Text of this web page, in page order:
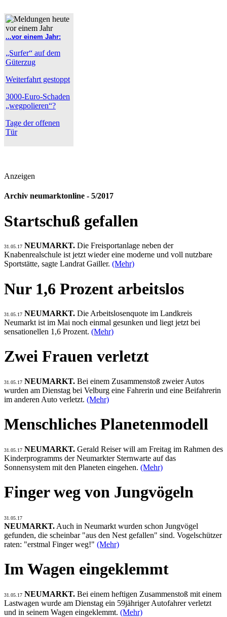
...vor einem Jahr:
„Surfer“ auf dem
Güterzug
Weiterfahrt gestoppt
3000-Euro-Schaden
„wegpolieren“?
Tage der offenen
Tür
Anzeigen
Archiv neumarktonline - 5/2017
Startschuß gefallen
31.05.17 NEUMARKT. Die Freisportanlage neben der
Knabenrealschule ist jetzt wieder eine moderne und voll nutzbare
Sportstätte, sagte Landrat Gailler. (Mehr)
Nur 1,6 Prozent arbeitslos
31.05.17 NEUMARKT. Die Arbeitslosenquote im Landkreis
Neumarkt ist im Mai noch einmal gesunken und liegt jetzt bei
sensationellen 1,6 Prozent. (Mehr)
Zwei Frauen verletzt
31.05.17 NEUMARKT. Bei einem Zusammenstoß zweier Autos
wurden am Dienstag bei Velburg eine Fahrerin und eine Beifahrerin
im anderen Auto verletzt. (Mehr)
Menschliches Planetenmodell
31.05.17 NEUMARKT. Gerald Reiser will am Freitag im Rahmen des
Kinderprogramms der Neumarkter Sternwarte auf das
Sonnensystem mit den Planeten eingehen. (Mehr)
Finger weg von Jungvögeln
31.05.17
NEUMARKT. Auch in Neumarkt wurden schon Jungvögel
gefunden, die scheinbar "aus den Nest gefallen" sind. Vogelschützer
raten: "erstmal Finger weg!" (Mehr)
Im Wagen eingeklemmt
31.05.17 NEUMARKT. Bei einem heftigen Zusammenstoß mit einem
Lastwagen wurde am Dienstag ein 59jähriger Autofahrer verletzt
und in seinem Wagen eingeklemmt. (Mehr)